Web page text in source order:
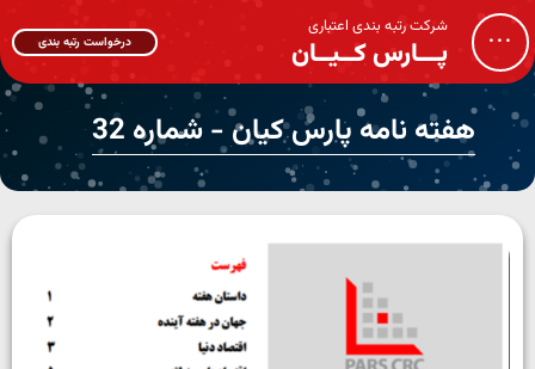
... شرکت رتبه بندی اعتباری
پـــارس کــیــان درخواست رتبه بندی
هفته نامه پارس کیان - شماره 32